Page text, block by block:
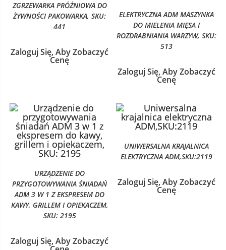
ZGRZEWARKA PRÓŻNIOWA DO
ŻYWNOŚCI PAKOWARKA, SKU:
441
Zaloguj Się, Aby Zobaczyć
Cenę
ELEKTRYCZNA ADM MASZYNKA
DO MIELENIA MIĘSA I
ROZDRABNIANIA WARZYW, SKU:
513
Zaloguj Się, Aby Zobaczyć
Cenę
URZĄDZENIE DO
PRZYGOTOWYWANIA ŚNIADAŃ
ADM 3 W 1 Z EKSPRESEM DO
KAWY, GRILLEM I OPIEKACZEM,
SKU: 2195
Zaloguj Się, Aby Zobaczyć
UNIWERSALNA KRAJALNICA
ELEKTRYCZNA ADM,SKU:2119
Zaloguj Się, Aby Zobaczyć
Cenę